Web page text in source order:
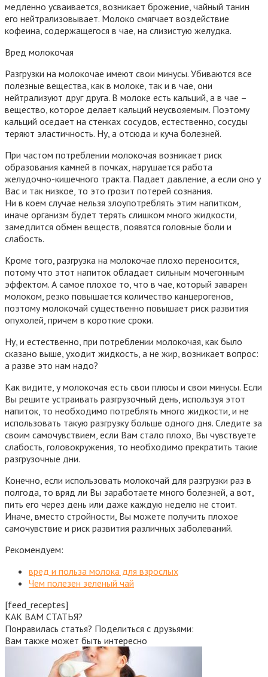
медленно усваивается, возникает брожение, чайный танин
его нейтрализовывает. Молоко смягчает воздействие
кофеина, содержащегося в чае, на слизистую желудка.
Вред молокочая
Разгрузки на молокочае имеют свои минусы. Убиваются все
полезные вещества, как в молоке, так и в чае, они
нейтрализуют друг друга. В молоке есть кальций, а в чае –
вещество, которое делает кальций неусвояемым. Поэтому
кальций оседает на стенках сосудов, естественно, сосуды
теряют эластичность. Ну, а отсюда и куча болезней.
При частом потреблении молокочая возникает риск
образования камней в почках, нарушается работа
желудочно-кишечного тракта. Падает давление, а если оно у
Вас и так низкое, то это грозит потерей сознания.
Ни в коем случае нельзя злоупотреблять этим напитком,
иначе организм будет терять слишком много жидкости,
замедлится обмен веществ, появятся головные боли и
слабость.
Кроме того, разгрузка на молокочае плохо переносится,
потому что этот напиток обладает сильным мочегонным
эффектом. А самое плохое то, что в чае, который заварен
молоком, резко повышается количество канцерогенов,
поэтому молокочай существенно повышает риск развития
опухолей, причем в короткие сроки.
Ну, и естественно, при потреблении молокочая, как было
сказано выше, уходит жидкость, а не жир, возникает вопрос:
а разве это нам надо?
Как видите, у молокочая есть свои плюсы и свои минусы. Если
Вы решите устраивать разгрузочный день, используя этот
напиток, то необходимо потреблять много жидкости, и не
использовать такую разгрузку больше одного дня. Следите за
своим самочувствием, если Вам стало плохо, Вы чувствуете
слабость, головокружения, то необходимо прекратить такие
разгрузочные дни.
Конечно, если использовать молокочай для разгрузки раз в
полгода, то вряд ли Вы заработаете много болезней, а вот,
пить его через день или даже каждую неделю не стоит.
Иначе, вместо стройности, Вы можете получить плохое
самочувствие и риск развития различных заболеваний.
Рекомендуем:
вред и польза молока для взрослых
Чем полезен зеленый чай
[feed_receptes]
КАК ВАМ СТАТЬЯ?
Понравилась статья? Поделиться с друзьями:
Вам также может быть интересно